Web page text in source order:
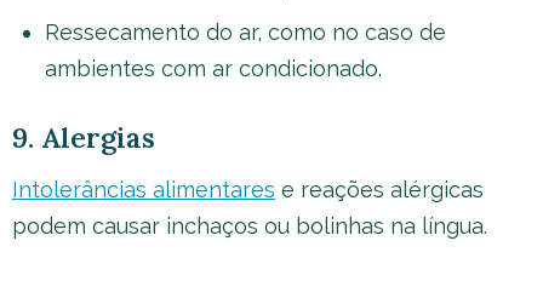
Ressecamento do ar, como no caso de
ambientes com ar condicionado.
9. Alergias
Intolerâncias alimentares e reações alérgicas
podem causar inchaços ou bolinhas na língua.